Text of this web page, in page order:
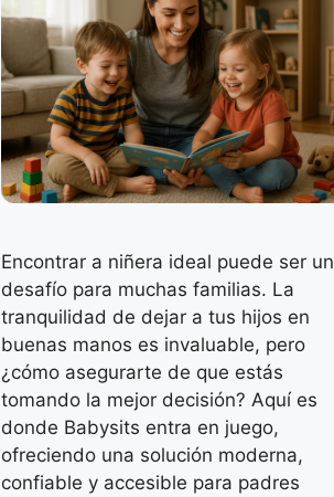
Encontrar a niñera ideal puede ser un
desafío para muchas familias. La
tranquilidad de dejar a tus hijos en
buenas manos es invaluable, pero
¿cómo asegurarte de que estás
tomando la mejor decisión? Aquí es
donde Babysits entra en juego,
ofreciendo una solución moderna,
confiable y accesible para padres